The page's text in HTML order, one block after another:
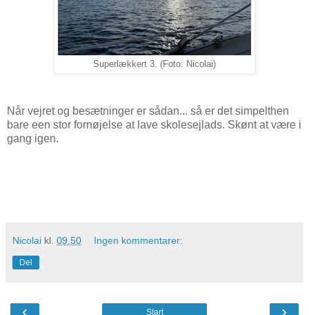
Superlækkert 3. (Foto: Nicolai)
Når vejret og besætninger er sådan... så er det simpelthen
bare een stor fornøjelse at lave skolesejlads. Skønt at være i
gang igen.
Nicolai kl. 09.50 Ingen kommentarer:
Del
Start